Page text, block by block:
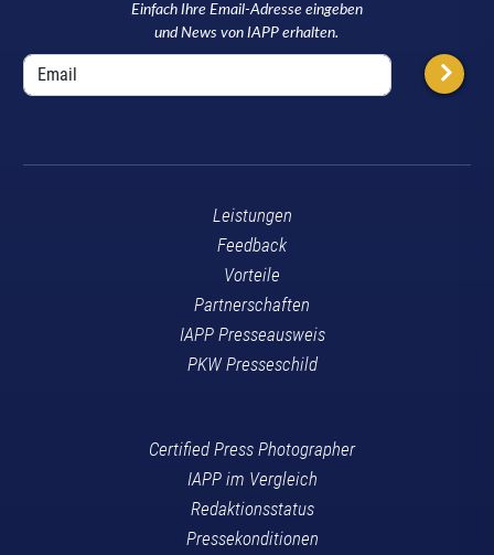
Einfach Ihre Email-Adresse eingeben
und News von IAPP erhalten.
Leistungen
Feedback
Vorteile
Partnerschaften
IAPP Presseausweis
PKW Presseschild
Certified Press Photographer
IAPP im Vergleich
Redaktionsstatus
Pressekonditionen